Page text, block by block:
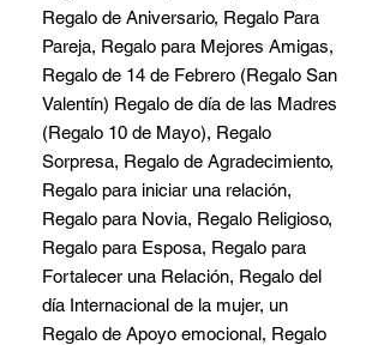
Regalo de Aniversario, Regalo Para
Pareja, Regalo para Mejores Amigas,
Regalo de 14 de Febrero (Regalo San
Valentín) Regalo de día de las Madres
(Regalo 10 de Mayo), Regalo
Sorpresa, Regalo de Agradecimiento,
Regalo para iniciar una relación,
Regalo para Novia, Regalo Religioso,
Regalo para Esposa, Regalo para
Fortalecer una Relación, Regalo del
día Internacional de la mujer, un
Regalo de Apoyo emocional, Regalo